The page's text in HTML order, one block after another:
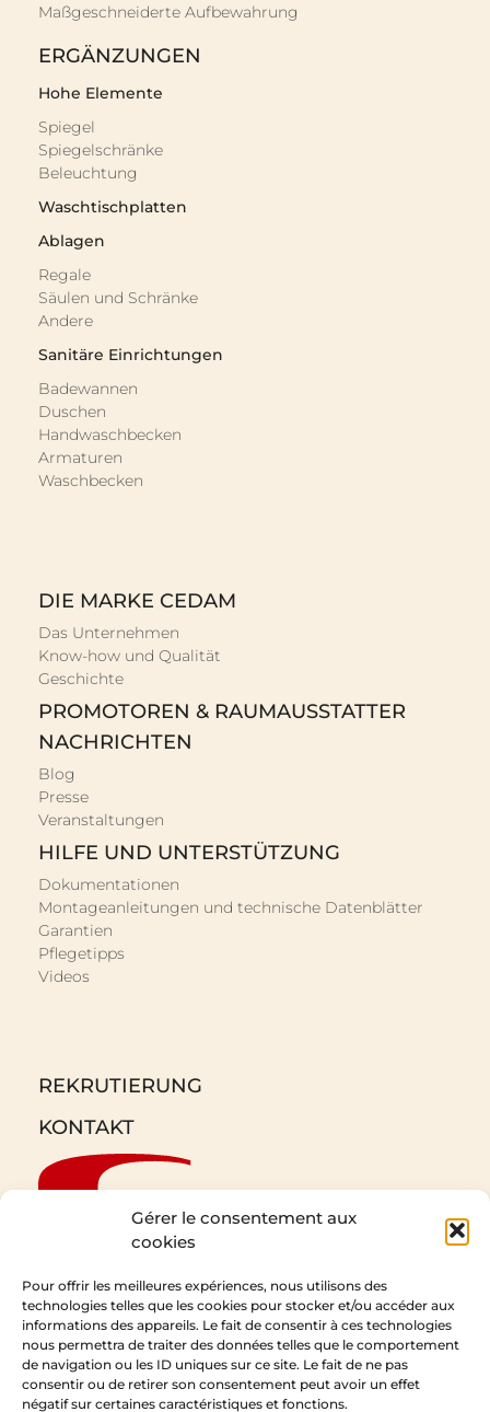
Gérer le consentement aux
cookies
Pour offrir les meilleures expériences, nous utilisons des
technologies telles que les cookies pour stocker et/ou accéder aux
informations des appareils. Le fait de consentir à ces technologies
nous permettra de traiter des données telles que le comportement
de navigation ou les ID uniques sur ce site. Le fait de ne pas
consentir ou de retirer son consentement peut avoir un effet
négatif sur certaines caractéristiques et fonctions.
Maßgeschneiderte Aufbewahrung
ERGÄNZUNGEN
Hohe Elemente
Spiegel
Spiegelschränke
Beleuchtung
Waschtischplatten
Ablagen
Regale
Säulen und Schränke
Andere
Sanitäre Einrichtungen
Badewannen
Duschen
Handwaschbecken
Armaturen
Waschbecken
DIE MARKE CEDAM
Das Unternehmen
Know-how und Qualität
Geschichte
PROMOTOREN & RAUMAUSSTATTER
NACHRICHTEN
Blog
Presse
Veranstaltungen
HILFE UND UNTERSTÜTZUNG
Dokumentationen
Montageanleitungen und technische Datenblätter
Garantien
Pflegetipps
Videos
REKRUTIERUNG
KONTAKT
CEDAM
1 Rue de l’Expansion
67210 Obernai